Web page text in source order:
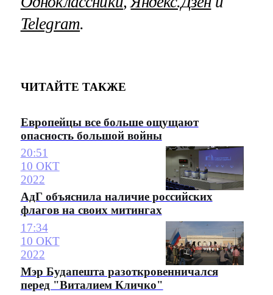
Telegram.
ЧИТАЙТЕ ТАКЖЕ
Европейцы все больше ощущают
опасность большой войны
20:51
10 ОКТ
2022
АдГ объяснила наличие российских
флагов на своих митингах
17:34
10 ОКТ
2022
Мэр Будапешта разоткровенничался
перед "Виталием Кличко"